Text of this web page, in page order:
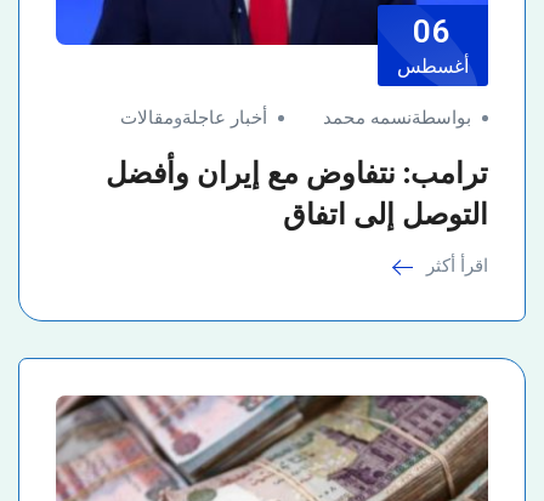
06
أغسطس
بواسطةنسمه محمد أخبار عاجلةومقالات
ترامب: نتفاوض مع إيران وأفضل
التوصل إلى اتفاق
اقرأ أكثر